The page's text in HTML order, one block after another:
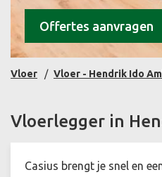
Offertes aanvragen
Vloer Vloer - Hendrik Ido
Vloerlegger in
Casius brengt je snel en